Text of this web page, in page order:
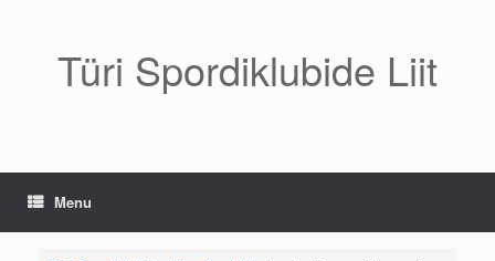
Türi Spordiklubide Liit
Menu